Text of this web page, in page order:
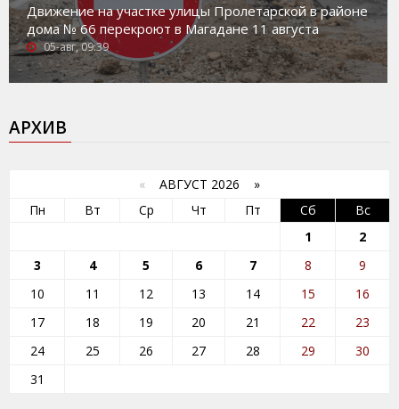
Движение на участке улицы Пролетарской в районе
дома № 66 перекроют в Магадане 11 августа
05-авг, 09:39
АРХИВ
« АВГУСТ 2026 »
Пн
Вт Ср Чт Пт Сб
Вс
1
2
3
4 5 6 7 8
9
10
11 12 13 14 15
16
17
18 19 20 21 22
23
24
25 26 27 28 29
30
31